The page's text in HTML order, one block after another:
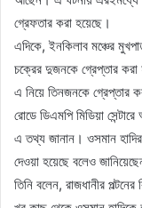
গ্রেফতার করা হয়েছে।
এদিকে, ইনকিলাব মঞ্চের
চক্রের দুজনকে গ্রেপ্তার করা
এ নিয়ে তিনজনকে গ্রেপ্তার
রোডে ডিএমপি মিডিয়া
এ তথ্য জানান। ওসমান
দেওয়া হয়েছে বলেও
তিনি বলেন, রাজধানীর